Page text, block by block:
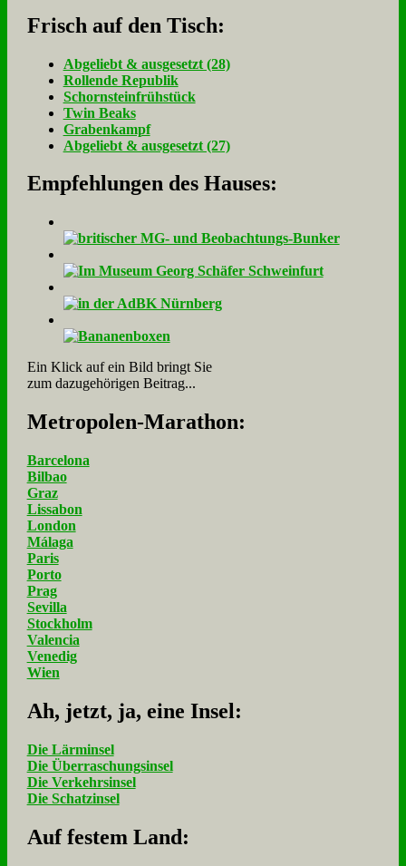
Frisch auf den Tisch:
Ab­ge­liebt & aus­ge­setzt (28)
Rol­len­de Re­pu­blik
Schorn­stein­früh­stück
Twin Beaks
Gra­ben­kampf
Ab­ge­liebt & aus­ge­setzt (27)
Empfehlungen des Hauses:
Ein Klick auf ein Bild bringt Sie
zum dazugehörigen Beitrag...
Me­tro­po­len-Ma­ra­thon:
Barcelona
Bilbao
Graz
Lissabon
London
Málaga
Paris
Porto
Prag
Sevilla
Stockholm
Valencia
Venedig
Wien
Ah, jetzt, ja, ei­ne In­sel:
Die Lärminsel
Die Überraschungsinsel
Die Verkehrsinsel
Die Schatzinsel
Auf fe­stem Land: